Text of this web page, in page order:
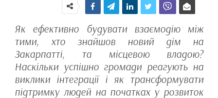
Як ефективно будувати взаємодію між
тими, хто знайшов новий дім на
Закарпатті, та місцевою владою?
Наскільки успішно громади реагують на
виклики інтеграції і як трансформувати
підтримку людей на початках у розвиток